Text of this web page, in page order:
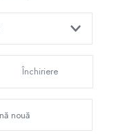
Închiriere